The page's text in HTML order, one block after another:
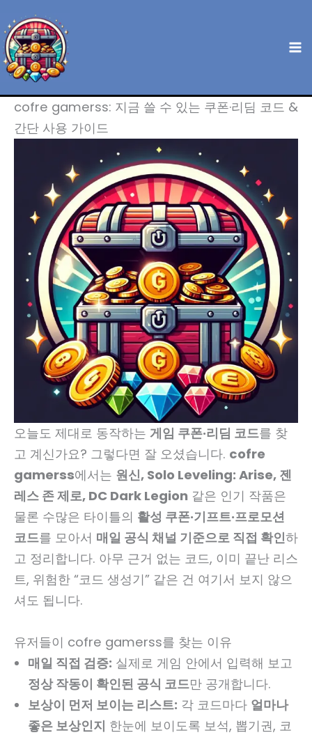
텐
츠
로
건
cofre gamerss: 지금 쓸 수 있는 쿠폰·리딤 코드 &
간단 사용 가이드
오늘도 제대로 동작하는 게임 쿠폰·리딤 코드를 찾
고 계신가요? 그렇다면 잘 오셨습니다. cofre
gamerss에서는 원신, Solo Leveling: Arise, 젠
레스 존 제로, DC Dark Legion 같은 인기 작품은
물론 수많은 타이틀의 활성 쿠폰·기프트·프로모션
코드를 모아서 매일 공식 채널 기준으로 직접 확인하
고 정리합니다. 아무 근거 없는 코드, 이미 끝난 리스
트, 위험한 “코드 생성기” 같은 건 여기서 보지 않으
셔도 됩니다.
유저들이 cofre gamerss를 찾는 이유
매일 직접 검증: 실제로 게임 안에서 입력해 보고
정상 작동이 확인된 공식 코드만 공개합니다.
보상이 먼저 보이는 리스트: 각 코드마다 얼마나
좋은 보상인지 한눈에 보이도록 보석, 뽑기권, 코